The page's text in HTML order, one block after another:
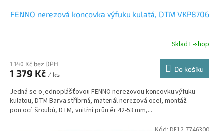
FENNO nerezová koncovka výfuku kulatá, DTM VKP8706
Sklad E-shop
1 140 Kč bez DPH
1 379 Kč / ks
Do košíku
Jedná se o jednoplášťovou FENNO nerezovou koncovku výfuku
kulatou, DTM Barva stříbrná, materiál nerezová ocel, montáž
pomocí šroubů, DTM, vnitřní průměr 42-58 mm,...